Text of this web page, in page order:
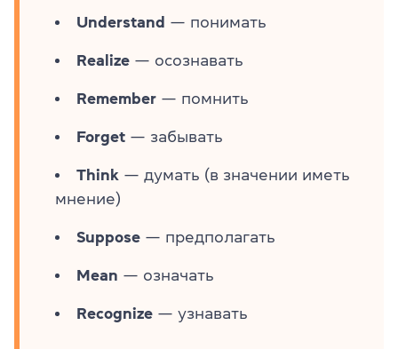
Understand — понимать
Realize — осознавать
Remember — помнить
Forget — забывать
Think — думать (в значении иметь
мнение)
Suppose — предполагать
Mean — означать
Recognize — узнавать